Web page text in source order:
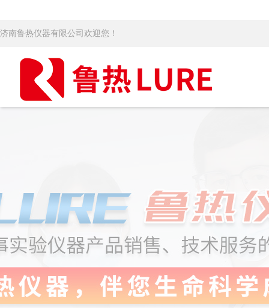
济南鲁热仪器有限公司欢迎您！